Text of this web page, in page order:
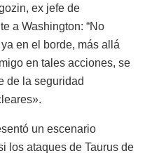
ex jefe de
a Washington: “No
en el borde, más allá
en tales acciones, se
de la seguridad
un escenario
los ataques de Taurus de